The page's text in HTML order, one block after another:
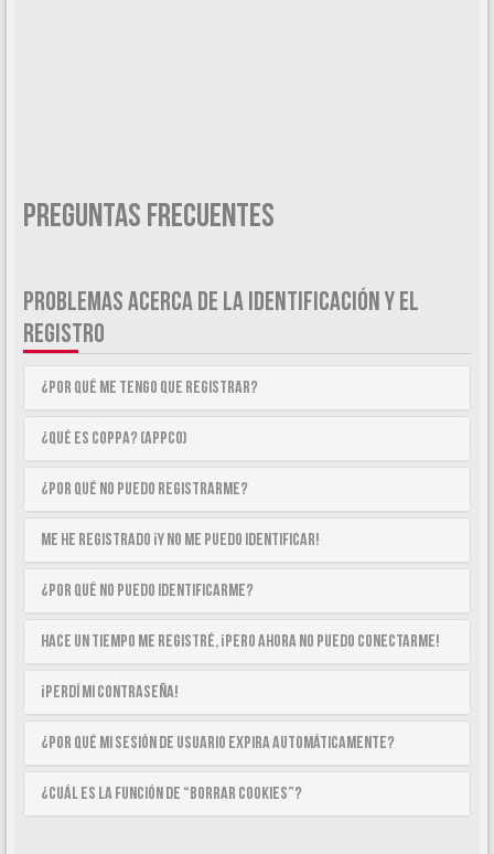
Preguntas Frecuentes
PROBLEMAS ACERCA DE LA IDENTIFICACIÓN Y EL
REGISTRO
¿Por qué me tengo que registrar?
¿Qué es COPPA? (APPCO)
¿Por qué no puedo registrarme?
Me he registrado ¡y no me puedo identificar!
¿Por qué no puedo identificarme?
Hace un tiempo me registré, ¡pero ahora no puedo conectarme!
¡Perdí mi contraseña!
¿Por qué mi sesión de usuario expira automáticamente?
¿Cuál es la función de “Borrar cookies”?